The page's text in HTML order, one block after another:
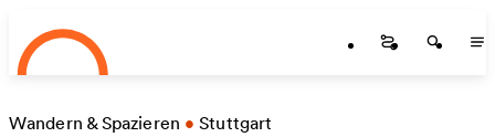
Zum Hauptinhalt springen
Startseite
Wandern & Spazieren • Stuttgart